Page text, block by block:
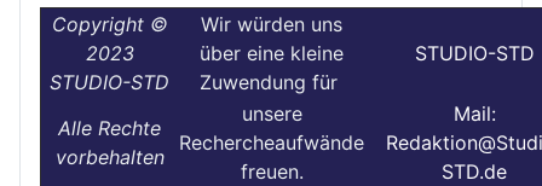
Copyright ©
2023
STUDIO-STD
Wir würden uns
über eine kleine
Zuwendung für
STUDIO-STD
Alle Rechte
vorbehalten
unsere
Rechercheaufwände
freuen.
Mail:
STD.de